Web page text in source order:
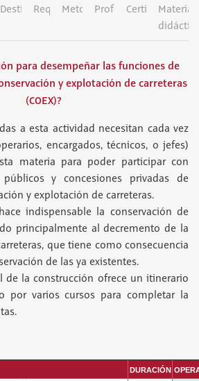
DestinatariosRequisitosMetodologíaProfesoradoCertificación
Material
para desempeñar las funciones de
y explotación de carreteras
(COEX)?
a esta actividad necesitan cada vez
encargados, técnicos, o jefes)
materia para poder participar con
y concesiones privadas de
y explotación de carreteras.
indispensable la conservación de
principalmente al decremento de la
que tiene como consecuencia
de las ya existentes.
de la construcción ofrece un itinerario
por varios cursos para completar la
DURACIÓN